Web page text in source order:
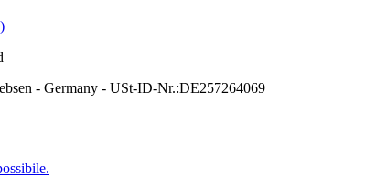
- Germany - USt-ID-Nr.:DE257264069